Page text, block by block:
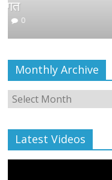
Monthly Archive
Monthly
Archive
Latest Videos